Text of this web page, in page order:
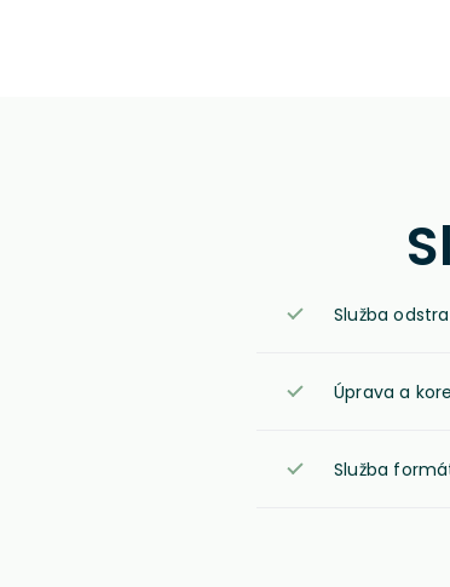
Služba
Úprava a
Služba